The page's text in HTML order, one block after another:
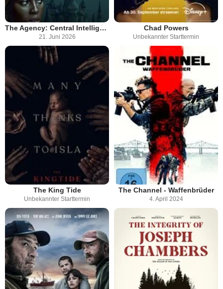
The Agency: Central Intelligence
21. Juni 2026
Chad Powers
Unbekannter Starttermin
The King Tide
Unbekannter Starttermin
The Channel - Waffenbrüder
4. April 2024